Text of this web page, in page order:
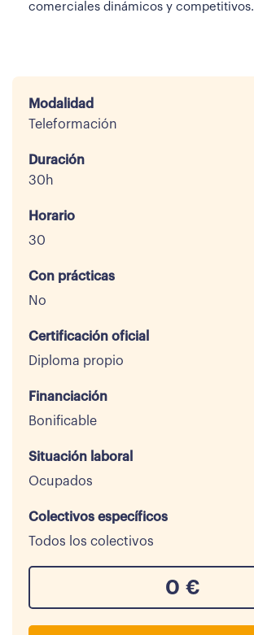
comerciales dinámicos y competitivos.
Modalidad
Teleformación
Duración
30h
Horario
30
Con prácticas
No
Certificación oficial
Diploma propio
Financiación
Bonificable
Situación laboral
Ocupados
Colectivos específicos
Todos los colectivos
0 €